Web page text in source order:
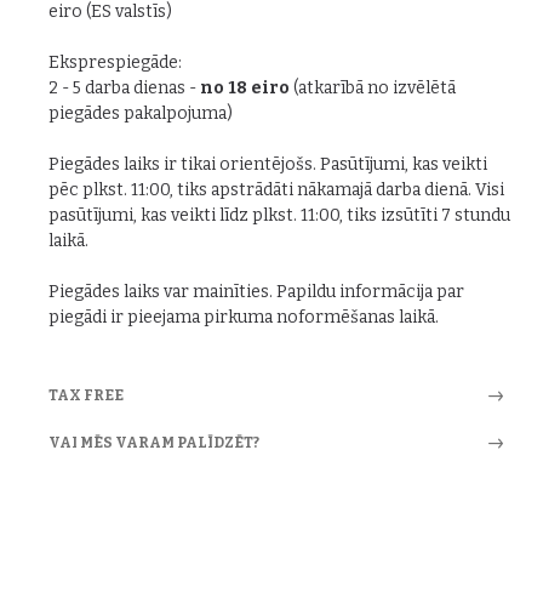
eiro (ES valstīs)
Eksprespiegāde:
2 - 5 darba dienas - no 18 eiro (atkarībā no izvēlētā
piegādes pakalpojuma)
Piegādes laiks ir tikai orientējošs. Pasūtījumi, kas veikti
pēc plkst. 11:00, tiks apstrādāti nākamajā darba dienā. Visi
pasūtījumi, kas veikti līdz plkst. 11:00, tiks izsūtīti 7 stundu
laikā.
Piegādes laiks var mainīties. Papildu informācija par
piegādi ir pieejama pirkuma noformēšanas laikā.
TAX FREE
VAI MĒS VARAM PALĪDZĒT?